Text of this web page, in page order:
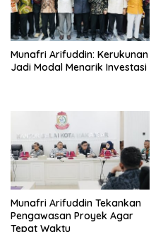
Munafri Arifuddin: Kerukunan
Jadi Modal Menarik Investasi
Munafri Arifuddin Tekankan
Pengawasan Proyek Agar
Tepat Waktu